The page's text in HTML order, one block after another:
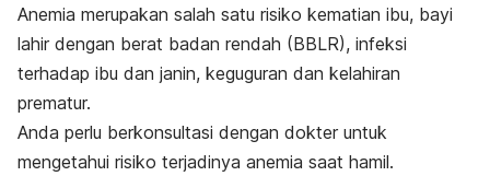
Anemia merupakan salah satu risiko kematian ibu, bayi
lahir dengan berat badan rendah (BBLR), infeksi
terhadap ibu dan janin, keguguran dan kelahiran
prematur.
Anda perlu berkonsultasi dengan dokter untuk
mengetahui risiko terjadinya anemia saat hamil.